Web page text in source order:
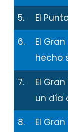
5.
El
6.
El
hecho
7.
El
un día
8.
El